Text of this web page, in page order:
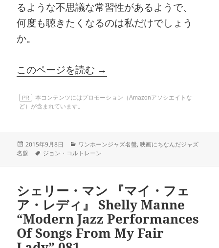
るような不思議な常習性があるようで、
何度も聴きたくなるのは私だけでしょう
か。
このページを読む →
PR
本コンテンツにはプロモーション（Amazonアソシエイトな
ど）が含まれています。
投
稿
2015年9月8日
カ
テ
ワンホーンジャズ名盤,映画にちなんだジャズ
名盤
タ
ジョン・コルトレーン
シェリー・マン 『マイ・フェ
ア・レディ』 Shelly Manne
“Modern Jazz Performances
Of Songs From My Fair